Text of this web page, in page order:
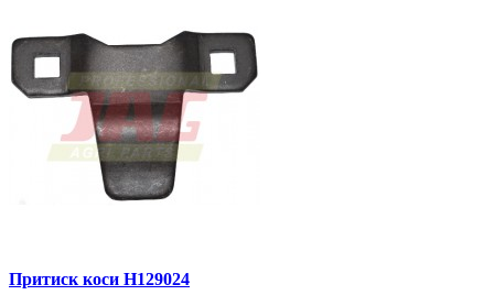
Притиск коси H129024